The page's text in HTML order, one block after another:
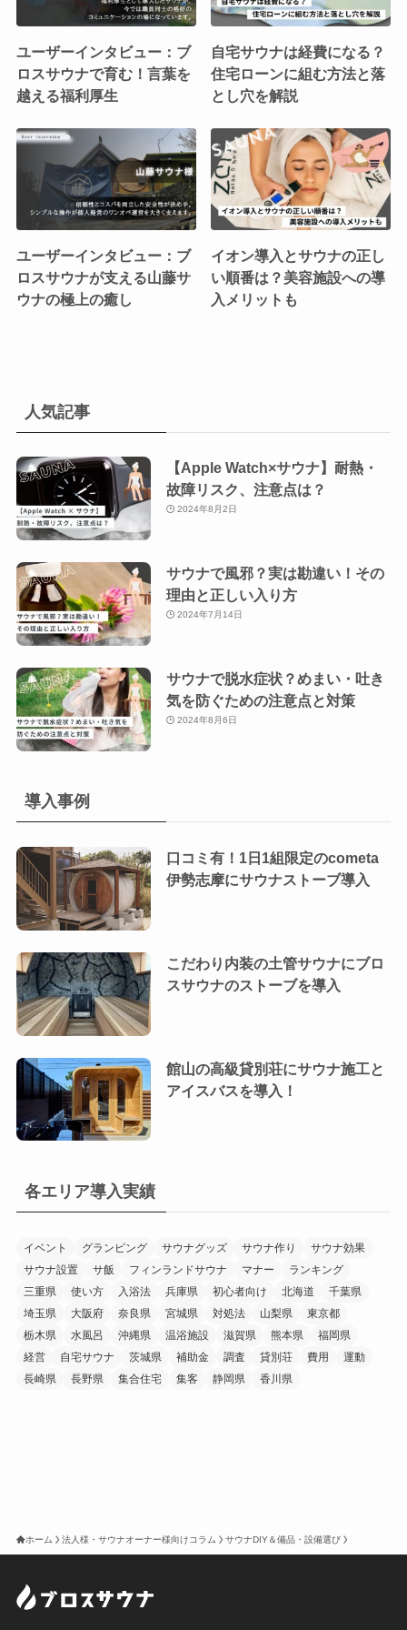
ユーザーインタビュー：ブ
ロスサウナで育む！言葉を
越える福利厚生
自宅サウナは経費になる？
住宅ローンに組む方法と落
とし穴を解説
ユーザーインタビュー：ブ
ロスサウナが支える山藤サ
ウナの極上の癒し
イオン導入とサウナの正し
い順番は？美容施設への導
入メリットも
人気記事
【Apple Watch×サウナ】耐熱・
故障リスク、注意点は？
2024年8月2日
サウナで風邪？実は勘違い！その
理由と正しい入り方
2024年7月14日
サウナで脱水症状？めまい・吐き
気を防ぐための注意点と対策
2024年8月6日
導入事例
口コミ有！1日1組限定のcometa
伊勢志摩にサウナストーブ導入
こだわり内装の土管サウナにブロ
スサウナのストーブを導入
館山の高級貸別荘にサウナ施工と
アイスバスを導入！
各エリア導入実績
イベント グランピング サウナグッズ サウナ作り
サウナ効果
サウナ設置
サ飯 フィンランドサウナ マナー
ランキング
三重県
使い方 入浴法 兵庫県 初心者向け 北海道
千葉県
埼玉県
大阪府 奈良県 宮城県 対処法 山梨県
東京都
栃木県
水風呂 沖縄県 温浴施設 滋賀県 熊本県
福岡県
経営
自宅サウナ 茨城県 補助金 調査 貸別荘 費用
運動
長崎県
長野県 集合住宅 集客 静岡県 香川県
ホーム 法人様・サウナオーナー様向けコラム サウナDIY＆備品・設備選び